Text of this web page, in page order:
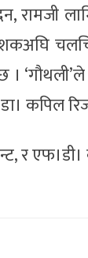
रामजी
।
कपिल
र